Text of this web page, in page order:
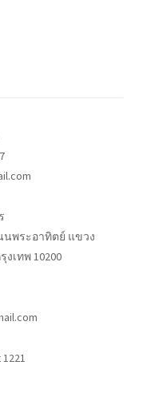
นพระอาทิตย์ แขวง
เทพ 10200
1221